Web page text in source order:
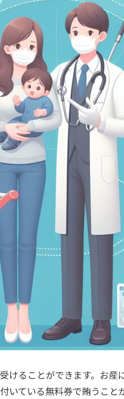
ることができます。お産
ている無料券で賄うこと